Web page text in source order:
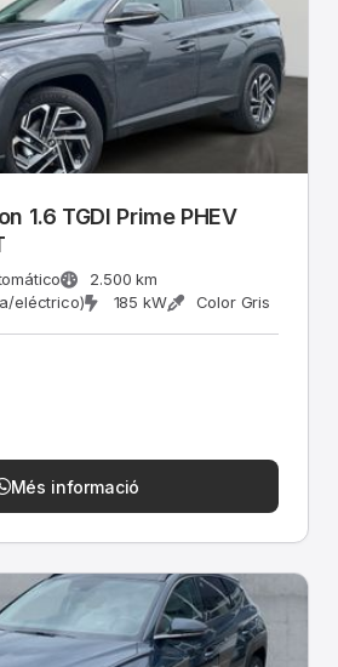
1.6 TGDI Prime PHEV
2.500 km
eléctrico)
185 kW Color Gris
Més informació